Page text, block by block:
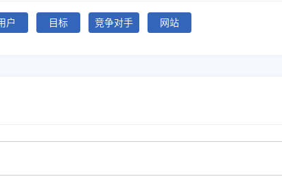
户 目标 竞争对手 网站